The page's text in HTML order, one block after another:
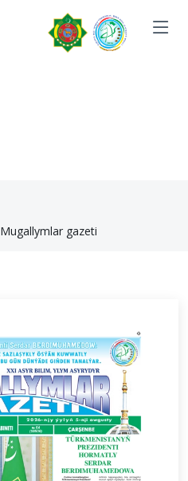
Mugallymlar gazeti